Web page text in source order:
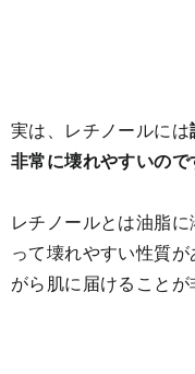
実は、レチノールには
非常に壊れやすいの
レチノールとは油脂
って壊れやすい性質
がら肌に届けること